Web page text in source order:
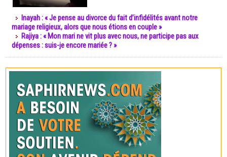
Inayah : « Je pense au divorce du fait d’infidélités avant notre
mariage religieux, alors que nous étions en couple »
Rajiya : « Mon mari ne vit plus avec nous, ne participe pas aux
dépenses : suis-je encore mariée ? »